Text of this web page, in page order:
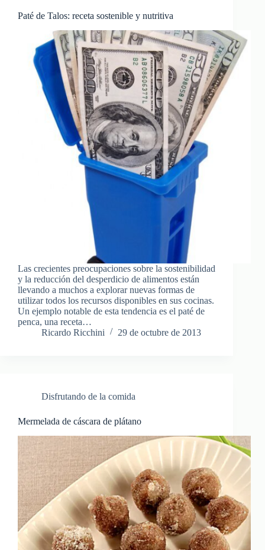
Paté de Talos: receta sostenible y nutritiva
Las crecientes preocupaciones sobre la sostenibilidad
y la reducción del desperdicio de alimentos están
llevando a muchos a explorar nuevas formas de
utilizar todos los recursos disponibles en sus cocinas.
Un ejemplo notable de esta tendencia es el paté de
penca, una receta…
Ricardo Ricchini
29 de octubre de 2013
Disfrutando de la comida
Mermelada de cáscara de plátano